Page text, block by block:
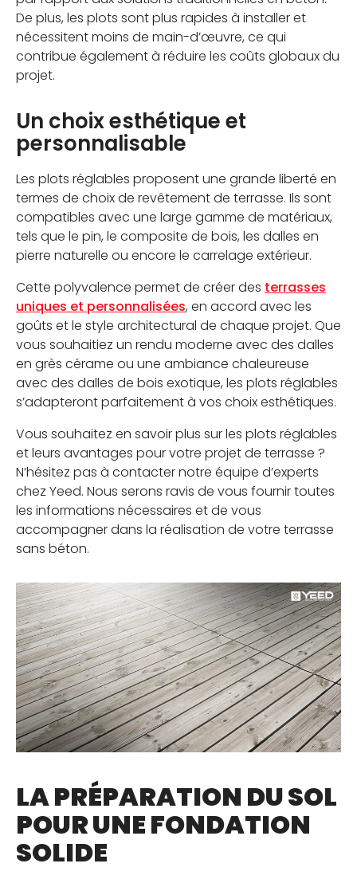
De plus, les plots sont plus rapides à installer et
nécessitent moins de main-d’œuvre, ce qui
contribue également à réduire les coûts globaux du
projet.
Un choix esthétique et
personnalisable
Les plots réglables proposent une grande liberté en
termes de choix de revêtement de terrasse. Ils sont
compatibles avec une large gamme de matériaux,
tels que le pin, le composite de bois, les dalles en
pierre naturelle ou encore le carrelage extérieur.
Cette polyvalence permet de créer des terrasses
uniques et personnalisées, en accord avec les
goûts et le style architectural de chaque projet. Que
vous souhaitiez un rendu moderne avec des dalles
en grès cérame ou une ambiance chaleureuse
avec des dalles de bois exotique, les plots réglables
s’adapteront parfaitement à vos choix esthétiques.
Vous souhaitez en savoir plus sur les plots réglables
et leurs avantages pour votre projet de terrasse ?
N’hésitez pas à contacter notre équipe d’experts
chez Yeed. Nous serons ravis de vous fournir toutes
les informations nécessaires et de vous
accompagner dans la réalisation de votre terrasse
sans béton.
LA PRÉPARATION DU SOL
POUR UNE FONDATION
SOLIDE